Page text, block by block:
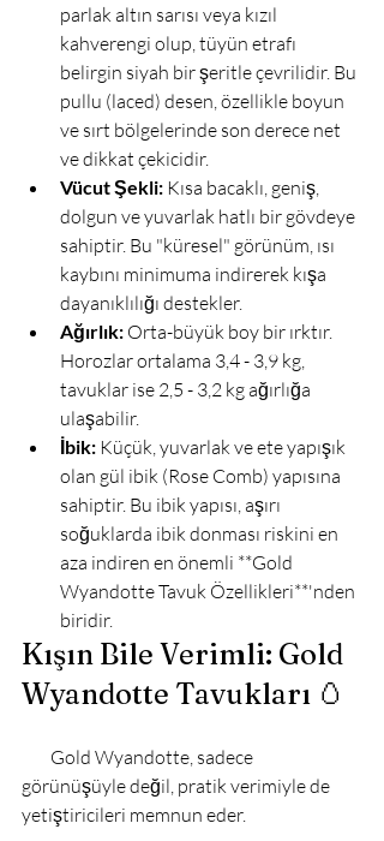
parlak altın sarısı veya kızıl
kahverengi olup, tüyün etrafı
belirgin siyah bir şeritle çevrilidir. Bu
pullu (laced) desen, özellikle boyun
ve sırt bölgelerinde son derece net
ve dikkat çekicidir.
Vücut Şekli: Kısa bacaklı, geniş,
dolgun ve yuvarlak hatlı bir gövdeye
sahiptir. Bu "küresel" görünüm, ısı
kaybını minimuma indirerek kışa
dayanıklılığı destekler.
Ağırlık: Orta-büyük boy bir ırktır.
Horozlar ortalama 3,4 - 3,9 kg,
tavuklar ise 2,5 - 3,2 kg ağırlığa
ulaşabilir.
İbik: Küçük, yuvarlak ve ete yapışık
olan gül ibik (Rose Comb) yapısına
sahiptir. Bu ibik yapısı, aşırı
soğuklarda ibik donması riskini en
aza indiren en önemli **Gold
Wyandotte Tavuk Özellikleri**'nden
biridir.
Kışın Bile Verimli: Gold
Wyandotte Tavukları 🥚
görünüşüyle değil, pratik verimiyle de
yetiştiricileri memnun eder.